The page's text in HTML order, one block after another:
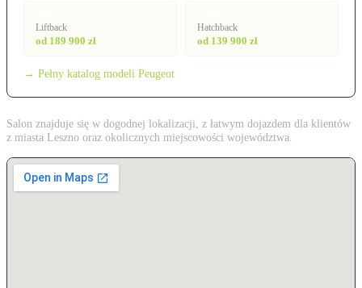
Liftback
od 189 900 zł
Hatchback
od 139 900 zł
→ Pełny katalog modeli Peugeot
Salon znajduje się w dogodnej lokalizacji, z łatwym dojazdem dla klientów
z miasta Leszno oraz okolicznych miejscowości województwa.